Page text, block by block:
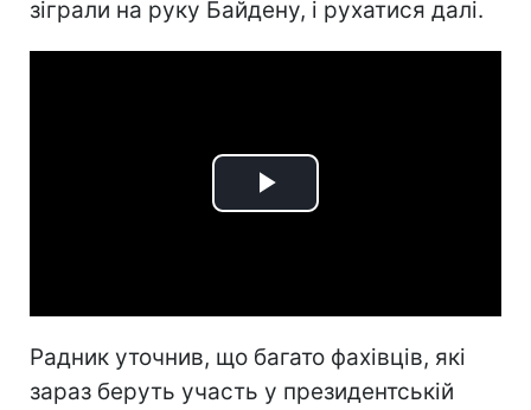
зіграли на руку Байдену, і рухатися далі.
Play
Радник уточнив, що багато фахівців, які
зараз беруть участь у президентській